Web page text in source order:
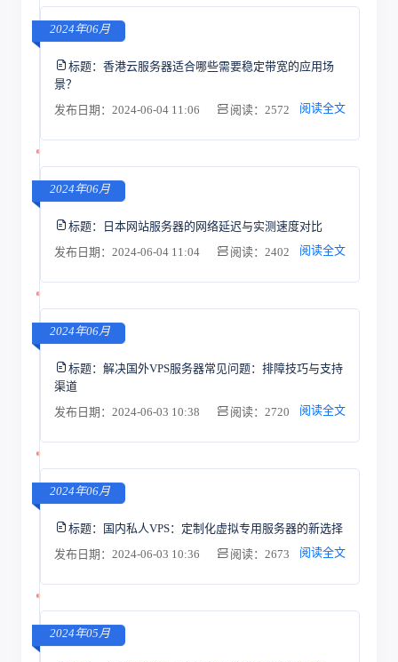
2024年06月
标题： 香港云服务器适合哪些需要稳定带宽的应用场
景？
发布日期：2024-06-04 11:06
阅读：2572 阅读全文
2024年06月
标题：
日本网站服务器的网络延迟与实测速度对比
发布日期：2024-06-04 11:04
阅读：2402 阅读全文
2024年06月
标题： 解决国外VPS服务器常见问题：排障技巧与支持
渠道
发布日期：2024-06-03 10:38
阅读：2720 阅读全文
2024年06月
标题： 国内私人VPS：定制化虚拟专用服务器的新选择
发布日期：2024-06-03 10:36
阅读：2673 阅读全文
2024年05月